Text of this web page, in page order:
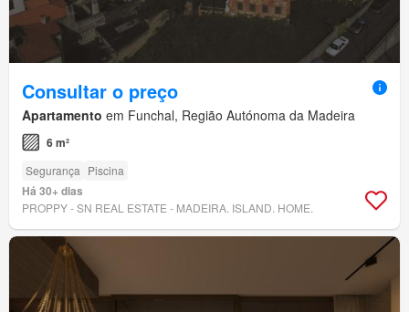
Consultar o preço
Apartamento em Funchal, Região Autónoma da Madeira
6 m²
Segurança Piscina
Há 30+ dias
PROPPY - SN REAL ESTATE - MADEIRA. ISLAND. HOME.